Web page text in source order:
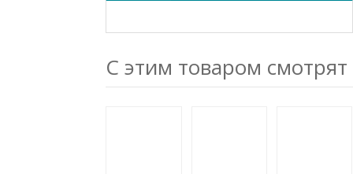
С этим товаром смотрят